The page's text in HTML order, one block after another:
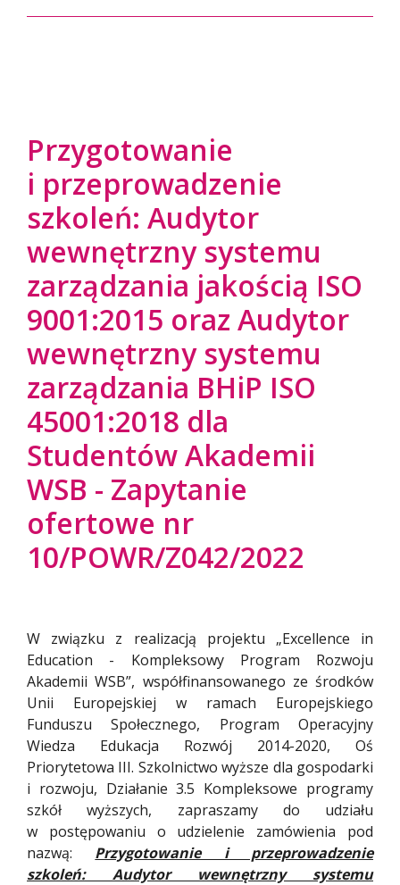
Przygotowanie
i przeprowadzenie
szkoleń: Audytor
wewnętrzny systemu
zarządzania jakością ISO
9001:2015 oraz Audytor
wewnętrzny systemu
zarządzania BHiP ISO
45001:2018 dla
Studentów Akademii
WSB - Zapytanie
ofertowe nr
10/POWR/Z042/2022
W związku z realizacją projektu „Excellence in
Education - Kompleksowy Program Rozwoju
Akademii WSB”, współfinansowanego ze środków
Unii Europejskiej w ramach Europejskiego
Funduszu Społecznego, Program Operacyjny
Wiedza Edukacja Rozwój 2014-2020, Oś
Priorytetowa III. Szkolnictwo wyższe dla gospodarki
i rozwoju, Działanie 3.5 Kompleksowe programy
szkół wyższych, zapraszamy do udziału
w postępowaniu o udzielenie zamówienia pod
nazwą: Przygotowanie i przeprowadzenie
szkoleń: Audytor wewnętrzny systemu